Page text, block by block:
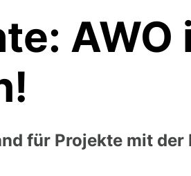
AWO
für Projekte mit der